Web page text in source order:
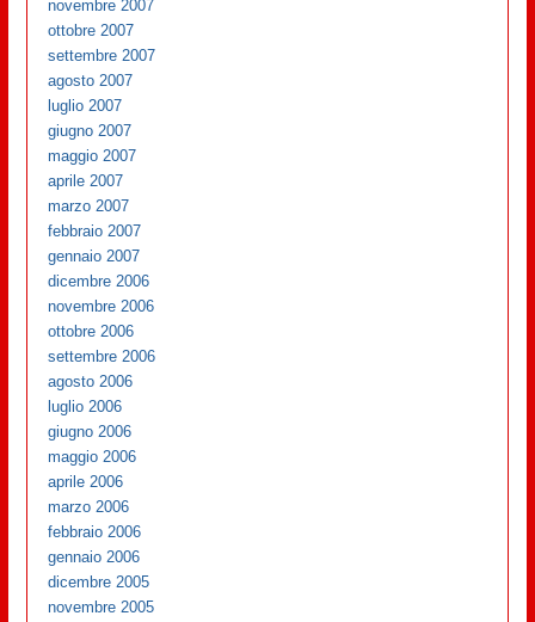
novembre 2007
ottobre 2007
settembre 2007
agosto 2007
luglio 2007
giugno 2007
maggio 2007
aprile 2007
marzo 2007
febbraio 2007
gennaio 2007
dicembre 2006
novembre 2006
ottobre 2006
settembre 2006
agosto 2006
luglio 2006
giugno 2006
maggio 2006
aprile 2006
marzo 2006
febbraio 2006
gennaio 2006
dicembre 2005
novembre 2005